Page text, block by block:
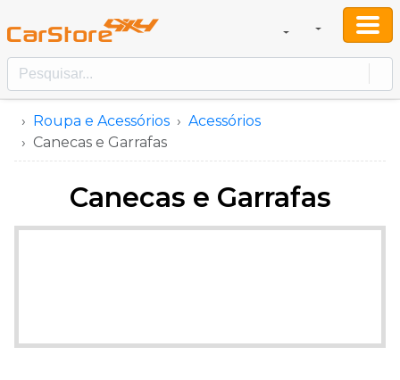
Roupa e Acessórios
Acessórios
Canecas e Garrafas
Canecas e Garrafas